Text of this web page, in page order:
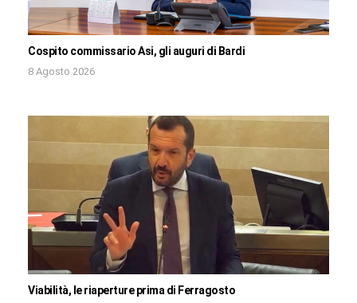
Cospito commissario Asi, gli auguri di Bardi
8 Agosto 2026
Viabilità, le riaperture prima di Ferragosto